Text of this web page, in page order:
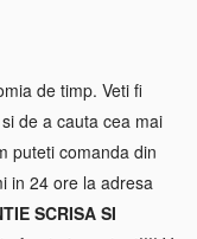
de timp. Veti fi
de a cauta cea mai
puteti comanda din
in 24 ore la adresa
SCRISA SI